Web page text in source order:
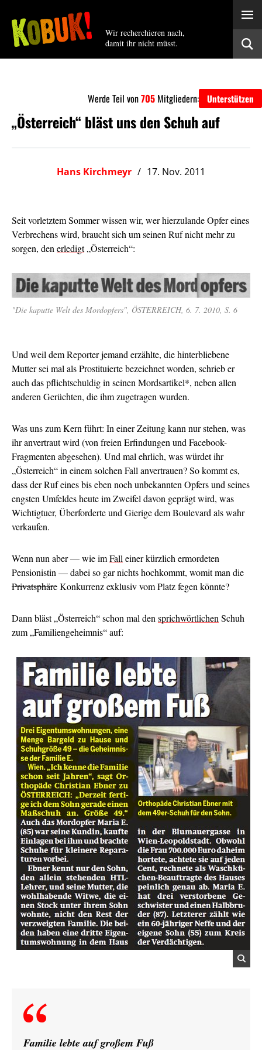
Wir recherchieren nach,
damit ihr nicht müsst.
Werde Teil von705 Mitgliedern: Unterstützen
„Österreich“ bläst uns den Schuh auf
Hans Kirchmeyr 17. Nov. 2011
Seit vorletztem Sommer wissen wir, wer hierzulande Opfer eines
Verbrechens wird, braucht sich um seinen Ruf nicht mehr zu
sorgen, den erledigt„Österreich“:
"Die kaputte Welt des Mordopfers", ÖSTERREICH, 6. 7. 2010, S. 6
Und weil dem Reporter jemand erzählte, die hinterbliebene
Mutter sei mal als Prostituierte bezeichnet worden, schrieb er
auch das pflichtschuldig in seinen Mordsartikel*, neben allen
anderen Gerüchten, die ihm zugetragen wurden.
Was uns zum Kern führt: In einer Zeitung kann nur stehen, was
ihr anvertraut wird (von freien Erfindungen und Facebook-
Fragmenten abgesehen). Und mal ehrlich, was würdet ihr
„Österreich“ in einem solchen Fall anvertrauen? So kommt es,
dass der Ruf eines bis eben noch unbekannten Opfers und seines
engsten Umfeldes heute im Zweifel davon geprägt wird, was
Wichtigtuer, Überforderte und Gierige dem Boulevard als wahr
verkaufen.
Wenn nun aber — wie imFalleiner kürzlich ermordeten
Pensionistin — dabei so gar nichts hochkommt, womit man die
PrivatsphäreKonkurrenz exklusiv vom Platz fegen könnte?
Dann bläst „Österreich“ schon mal densprichwörtlichenSchuh
zum „Familiengeheimnis“ auf:
Familie lebte auf großem Fuß